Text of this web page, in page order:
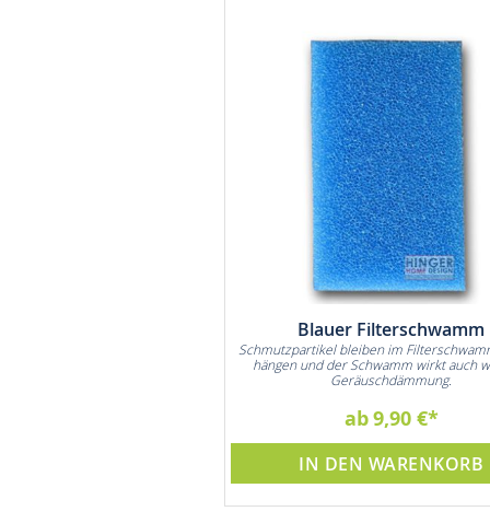
Blauer Filterschwamm
Schmutzpartikel bleiben im
hängen und der Schwamm wirkt auch
Geräuschdämmung.
ab9,90 €
IN DEN WARENKORB